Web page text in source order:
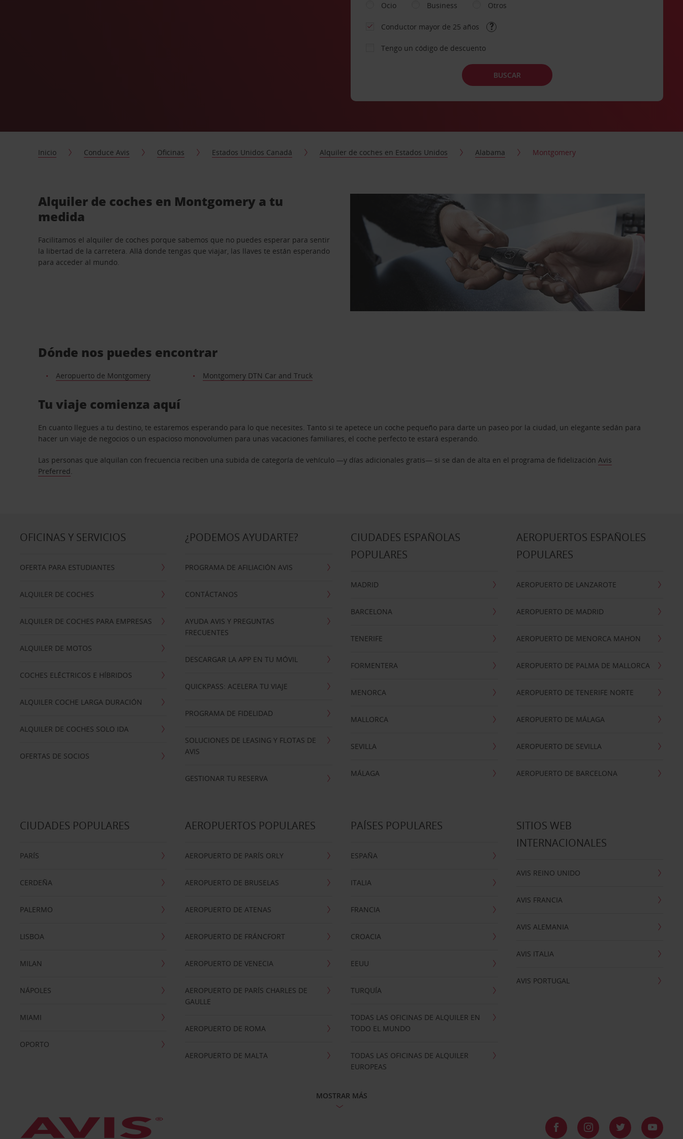
Ocio
Business Otros
Conductor mayor de 25 años
Tengo un código de descuento
BUSCAR
Inicio Conduce Avis Oficinas Estados Unidos Canadá Alquiler de coches en Estados Unidos Alabama Montgomery
Alquiler de coches en Montgomery a tu
medida
Facilitamos el alquiler de coches porque sabemos que no puedes esperar para sentir
la libertad de la carretera. Allá donde tengas que viajar, las llaves te están esperando
para acceder al mundo.
Dónde nos puedes encontrar
Aeropuerto de Montgomery Montgomery DTN Car and Truck
Tu viaje comienza aquí
En cuanto llegues a tu destino, te estaremos esperando para lo que necesites. Tanto si te apetece un coche pequeño para darte un paseo por la ciudad, un elegante sedán para
hacer un viaje de negocios o un espacioso monovolumen para unas vacaciones familiares, el coche perfecto te estará esperando.
Las personas que alquilan con frecuencia reciben una subida de categoría de vehículo —y días adicionales gratis— si se dan de alta en el programa de fidelizaciónAvis
Preferred.
OFICINAS Y SERVICIOS
OFERTA PARA ESTUDIANTES
ALQUILER DE COCHES
ALQUILER DE COCHES PARA EMPRESAS
ALQUILER DE MOTOS
COCHES ELÉCTRICOS E HÍBRIDOS
ALQUILER COCHE LARGA DURACIÓN
ALQUILER DE COCHES SOLO IDA
OFERTAS DE SOCIOS
¿PODEMOS AYUDARTE?
PROGRAMA DE AFILIACIÓN AVIS
CONTÁCTANOS
AYUDA AVIS Y PREGUNTAS
FRECUENTES
DESCARGAR LA APP EN TU MÓVIL
QUICKPASS: ACELERA TU VIAJE
PROGRAMA DE FIDELIDAD
SOLUCIONES DE LEASING Y FLOTAS DE
AVIS
GESTIONAR TU RESERVA
CIUDADES ESPAÑOLAS
POPULARES
MADRID
BARCELONA
TENERIFE
FORMENTERA
MENORCA
MALLORCA
SEVILLA
MÁLAGA
AEROPUERTOS ESPAÑOLES
POPULARES
AEROPUERTO DE LANZAROTE
AEROPUERTO DE MADRID
AEROPUERTO DE MENORCA MAHON
AEROPUERTO DE PALMA DE MALLORCA
AEROPUERTO DE TENERIFE NORTE
AEROPUERTO DE MÁLAGA
AEROPUERTO DE SEVILLA
AEROPUERTO DE BARCELONA
CIUDADES POPULARES
PARÍS
CERDEÑA
PALERMO
LISBOA
MILAN
NÁPOLES
MIAMI
OPORTO
AEROPUERTOS POPULARES
AEROPUERTO DE PARÍS ORLY
AEROPUERTO DE BRUSELAS
AEROPUERTO DE ATENAS
AEROPUERTO DE FRÁNCFORT
AEROPUERTO DE VENECIA
AEROPUERTO DE PARÍS CHARLES DE
GAULLE
AEROPUERTO DE ROMA
AEROPUERTO DE MALTA
PAÍSES POPULARES
ESPAÑA
ITALIA
FRANCIA
CROACIA
EEUU
TURQUÍA
TODAS LAS OFICINAS DE ALQUILER EN
TODO EL MUNDO
TODAS LAS OFICINAS DE ALQUILER
EUROPEAS
SITIOS WEB
INTERNACIONALES
AVIS REINO UNIDO
AVIS FRANCIA
AVIS ALEMANIA
AVIS ITALIA
AVIS PORTUGAL
MOSTRAR MÁS